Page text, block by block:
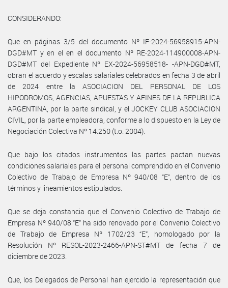
CONSIDERANDO:
Que en páginas 3/5 del documento Nº IF-2024-56958915-APN-
DGD#MT y en el en el documento Nº RE-2024-114900008-APN-
DGD#MT del Expediente Nº EX-2024-56958518- -APN-DGD#MT,
obran el acuerdo y escalas salariales celebrados en fecha 3 de abril
de 2024 entre la ASOCIACION DEL PERSONAL DE LOS
HIPODROMOS, AGENCIAS, APUESTAS Y AFINES DE LA REPUBLICA
ARGENTINA, por la parte sindical, y el JOCKEY CLUB ASOCIACION
CIVIL, por la parte empleadora, conforme a lo dispuesto en la Ley de
Negociación Colectiva Nº 14.250 (t.o. 2004).
Que bajo los citados instrumentos las partes pactan nuevas
condiciones salariales para el personal comprendido en el Convenio
Colectivo de Trabajo de Empresa Nº 940/08 “E”, dentro de los
términos y lineamientos estipulados.
Que se deja constancia que el Convenio Colectivo de Trabajo de
Empresa Nº 940/08 “E” ha sido renovado por el Convenio Colectivo
de Trabajo de Empresa Nº 1702/23 “E”, homologado por la
Resolución Nº RESOL-2023-2466-APN-ST#MT de fecha 7 de
diciembre de 2023.
Que, los Delegados de Personal han ejercido la representación que